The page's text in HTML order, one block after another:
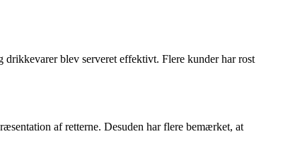
drikkevarer blev serveret effektivt. Flere kunder har rost
af retterne. Desuden har flere bemærket, at